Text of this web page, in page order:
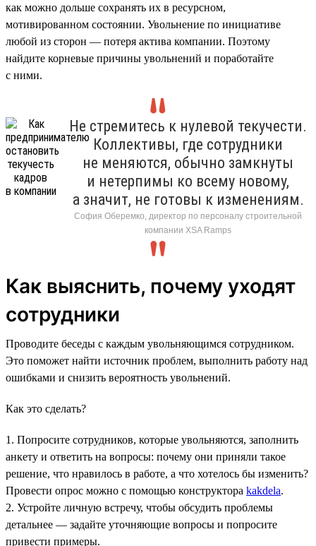
как можно дольше сохранять их в ресурсном,
мотивированном состоянии. Увольнение по инициативе
любой из сторон — потеря актива компании. Поэтому
найдите корневые причины увольнений и поработайте
с ними.
Не стремитесь к нулевой текучести.
Коллективы, где сотрудники
не меняются, обычно замкнуты
и нетерпимы ко всему новому,
а значит, не готовы к изменениям.
София Оберемко, директор по персоналу строительной
компании XSA Ramps
Как выяснить, почему уходят
сотрудники
Проводите беседы с каждым увольняющимся сотрудником.
Это поможет найти источник проблем, выполнить работу над
ошибками и снизить вероятность увольнений.
Как это сделать?
1. Попросите сотрудников, которые увольняются, заполнить
анкету и ответить на вопросы: почему они приняли такое
решение, что нравилось в работе, а что хотелось бы изменить?
Провести опрос можно с помощью конструктора kakdela.
2. Устройте личную встречу, чтобы обсудить проблемы
детальнее — задайте уточняющие вопросы и попросите
привести примеры.